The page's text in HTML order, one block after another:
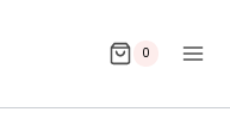
0